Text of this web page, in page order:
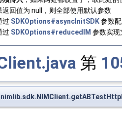
返回值为 null，则全部使用默认参数
过 SDKOptions#asyncInitSDK参数
过 SDKOptions#reducedIM 参数实现
第